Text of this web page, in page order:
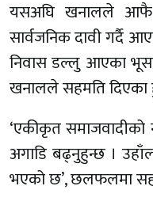
यसअघि खनालले आफै
सार्वजनिक दावी गर्दै
निवास डल्लु आएका
खनालले सहमति दिएका
‘एकीकृत
अगाडि बढ्नुहुन्छ ।
भएको छ’, छलफलमा